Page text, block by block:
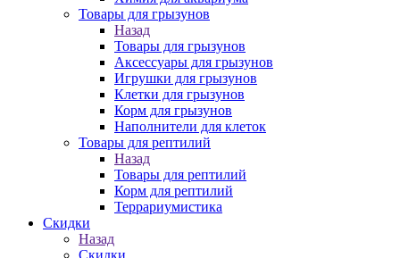
Товары для грызунов
Назад
Товары для грызунов
Аксессуары для грызунов
Игрушки для грызунов
Клетки для грызунов
Корм для грызунов
Наполнители для клеток
Товары для рептилий
Назад
Товары для рептилий
Корм для рептилий
Террариумистика
Скидки
Назад
Скидки